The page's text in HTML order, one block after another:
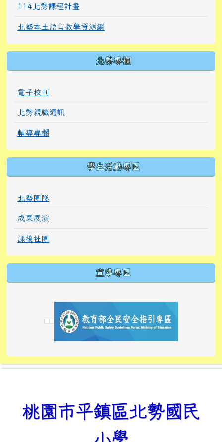
114北勢課程計畫
北勢本土語言教學資源網
北勢專欄
電子校刊
北勢親職通訊
輔導專欄
學生活動專區
北勢團隊
成果展演
課後社團
宣導專區
link to https://
link to https://10000.gov.tw/
link to https://
link to https://10000.gov.tw/
link to https://
link to https://
link to https://i.win.org.tw/
link to https://
link to https://
link to https://
link to https://
桃園市平鎮區北勢國民